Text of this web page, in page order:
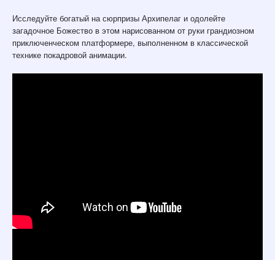
Исследуйте богатый на сюрпризы Архипелаг и одолейте
загадочное Божество в этом нарисованном от руки грандиозном
приключенческом платформере, выполненном в классической
технике покадровой анимации.